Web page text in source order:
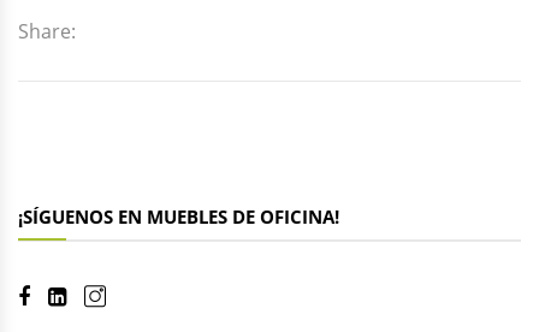
Share:
¡SÍGUENOS EN MUEBLES DE OFICINA!